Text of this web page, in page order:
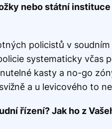
nebo státní
policistů v
systematicky
kasty a no-go
a u levicového to
řízení? Jak ho z